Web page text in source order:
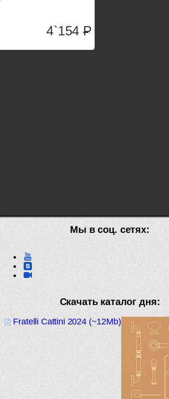
4`154P
Мы в соц. сетях:
Скачать каталог дня:
Fratelli Cattini 2024 (~12Mb)